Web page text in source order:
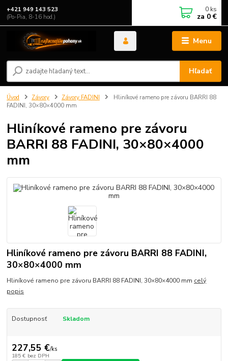
Menu
Hľadať
+421 949 143 523
(Po-Pia, 8-16 hod.)
0 ks
za 0 €
Úvod Závory Závory FADINI
Hliníkové rameno pre závoru BARRI 88
FADINI, 30×80×4000 mm
Hliníkové rameno pre závoru
BARRI 88 FADINI, 30×80×4000
mm
Hliníkové rameno pre závoru BARRI 88 FADINI,
30×80×4000 mm
Hliníkové rameno pre závoru BARRI 88 FADINI, 30×80×4000 mm celý
popis
Dostupnosť Skladom
227,55 €/ks
185 € bez DPH